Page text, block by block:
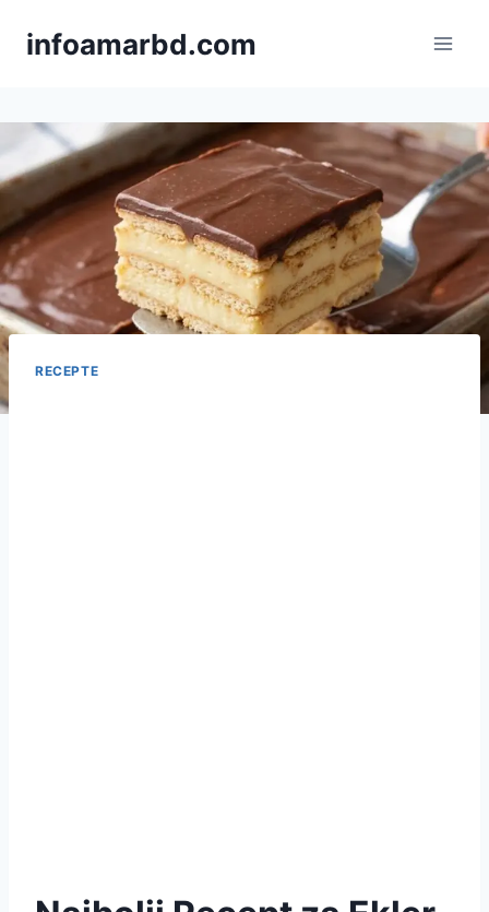
infoamarbd.com
RECEPTE